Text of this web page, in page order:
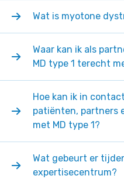
Wat is myotone
Waar kan ik als
MD type 1 terecht
Hoe kan ik in
patiënten, partners
met MD type 1?
Wat gebeurt er
expertisecentrum?